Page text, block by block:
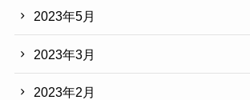
2023年5月
2023年3月
2023年2月